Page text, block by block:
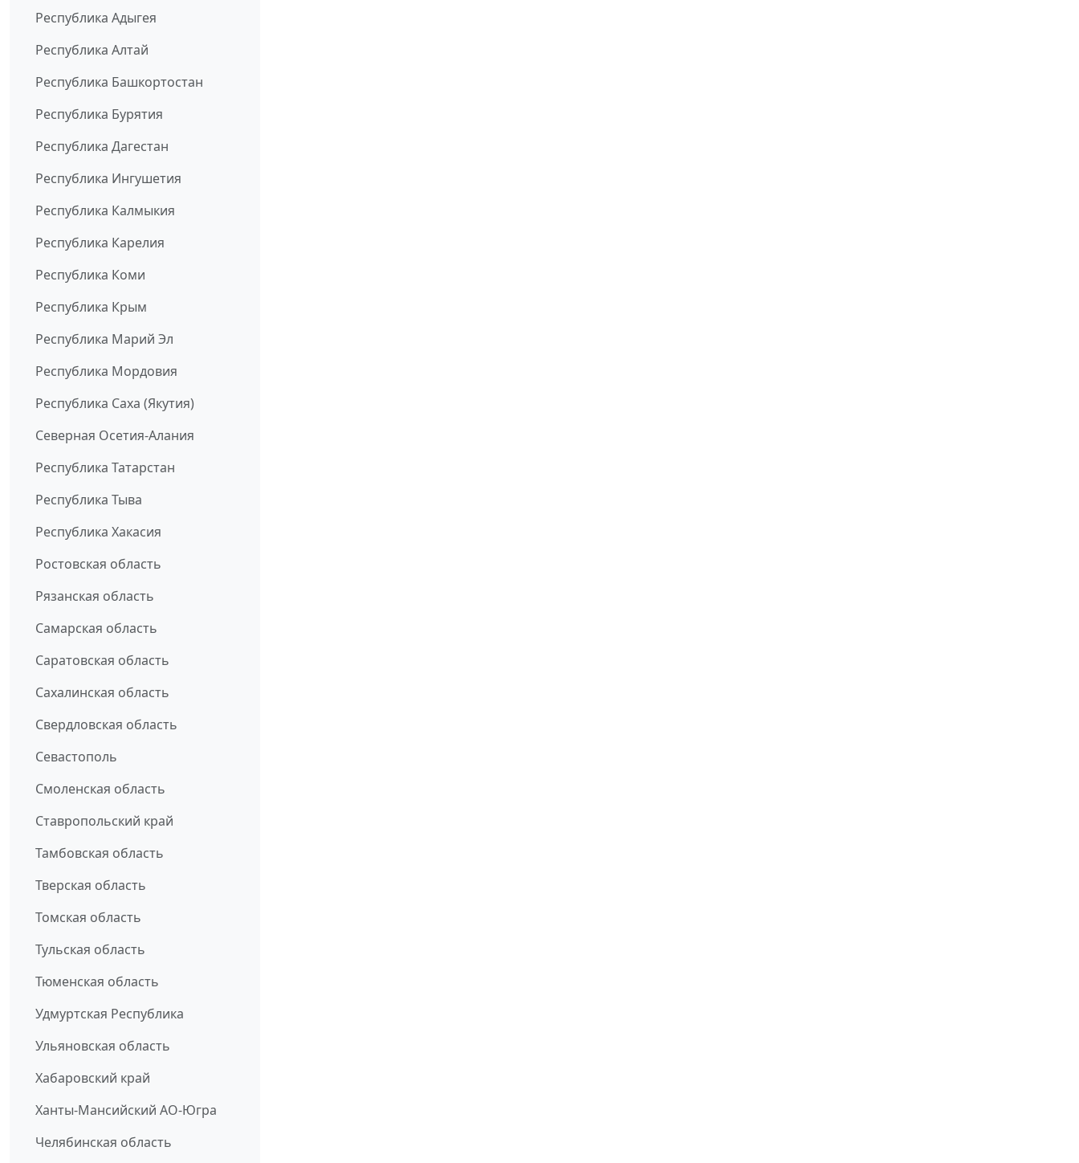
Республика Адыгея
Республика Алтай
Республика Башкортостан
Республика Бурятия
Республика Дагестан
Республика Ингушетия
Республика Калмыкия
Республика Карелия
Республика Коми
Республика Крым
Республика Марий Эл
Республика Мордовия
Республика Саха (Якутия)
Северная Осетия-Алания
Республика Татарстан
Республика Тыва
Республика Хакасия
Ростовская область
Рязанская область
Самарская область
Саратовская область
Сахалинская область
Свердловская область
Севастополь
Смоленская область
Ставропольский край
Тамбовская область
Тверская область
Томская область
Тульская область
Тюменская область
Удмуртская Республика
Ульяновская область
Хабаровский край
Ханты-Мансийский АО-Югра
Челябинская область